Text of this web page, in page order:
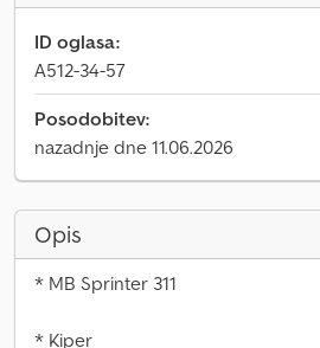
ID oglasa:
A512-34-57
Posodobitev:
nazadnje dne 11.06.2026
Opis
* MB Sprinter 311
* Kiper